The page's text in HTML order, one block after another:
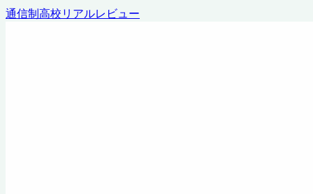
通信制高校リアルレビュー